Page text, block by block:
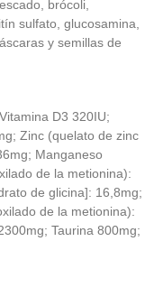
brócoli,
sulfato, glucosamina,
y semillas de
D3 320IU;
Zinc (quelato de zinc
Manganeso
de la metionina):
de glicina]: 16,8mg;
de la metionina):
Taurina 800mg;